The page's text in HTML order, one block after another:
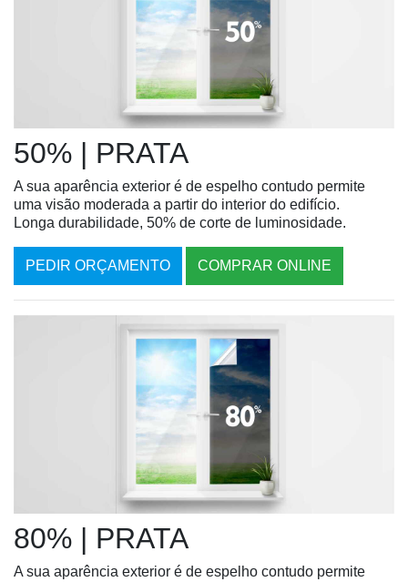
50% | PRATA
A sua aparência exterior é de espelho contudo permite
uma visão moderada a partir do interior do edifício.
Longa durabilidade, 50% de corte de luminosidade.
PEDIR ORÇAMENTO COMPRAR ONLINE
80% | PRATA
A sua aparência exterior é de espelho contudo permite